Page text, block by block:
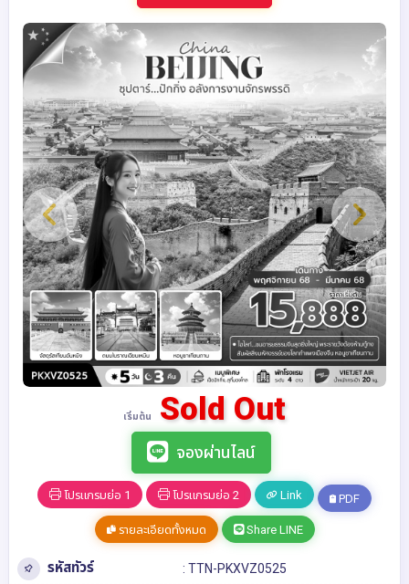
เริ่มต้น Sold Out
จองผ่านไลน์
โปรแกรมย่อ 1 โปรแกรมย่อ 2 Link PDF
รายละเอียดทั้งหมด Share LINE
รหัสทัวร์ : TTN-PKXVZ0525